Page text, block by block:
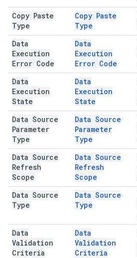
Copy Paste
Type
Copy Paste
Type
Data
Execution
Error Code
Data
Execution
Error Code
Data
Execution
State
Data
Execution
State
Data Source
Parameter
Type
Data Source
Parameter
Type
Data Source
Refresh
Scope
Data Source
Refresh
Scope
Data Source
Type
Data Source
Type
Data
Validation
Criteria
Data
Validation
Criteria